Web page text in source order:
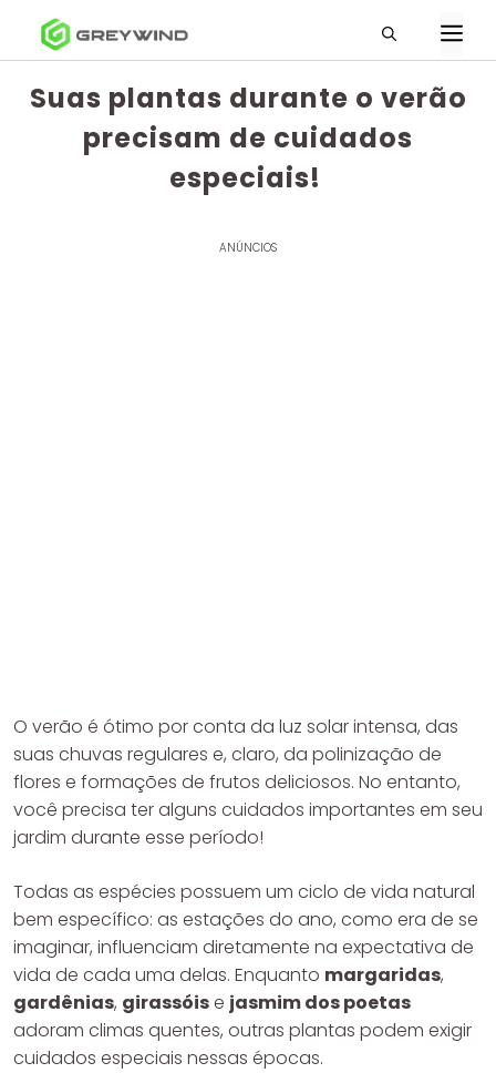
conteúdo
Suas plantas durante o verão
precisam de cuidados
especiais!
ANÚNCIOS
O verão é ótimo por conta da luz solar intensa, das
suas chuvas regulares e, claro, da polinização de
flores e formações de frutos deliciosos. No entanto,
você precisa ter alguns cuidados importantes em seu
jardim durante esse período!
Todas as espécies possuem um ciclo de vida natural
bem específico: as estações do ano, como era de se
imaginar, influenciam diretamente na expectativa de
vida de cada uma delas. Enquanto margaridas,
gardênias, girassóise jasmim dos poetas
adoram climas quentes, outras plantas podem exigir
cuidados especiais nessas épocas.